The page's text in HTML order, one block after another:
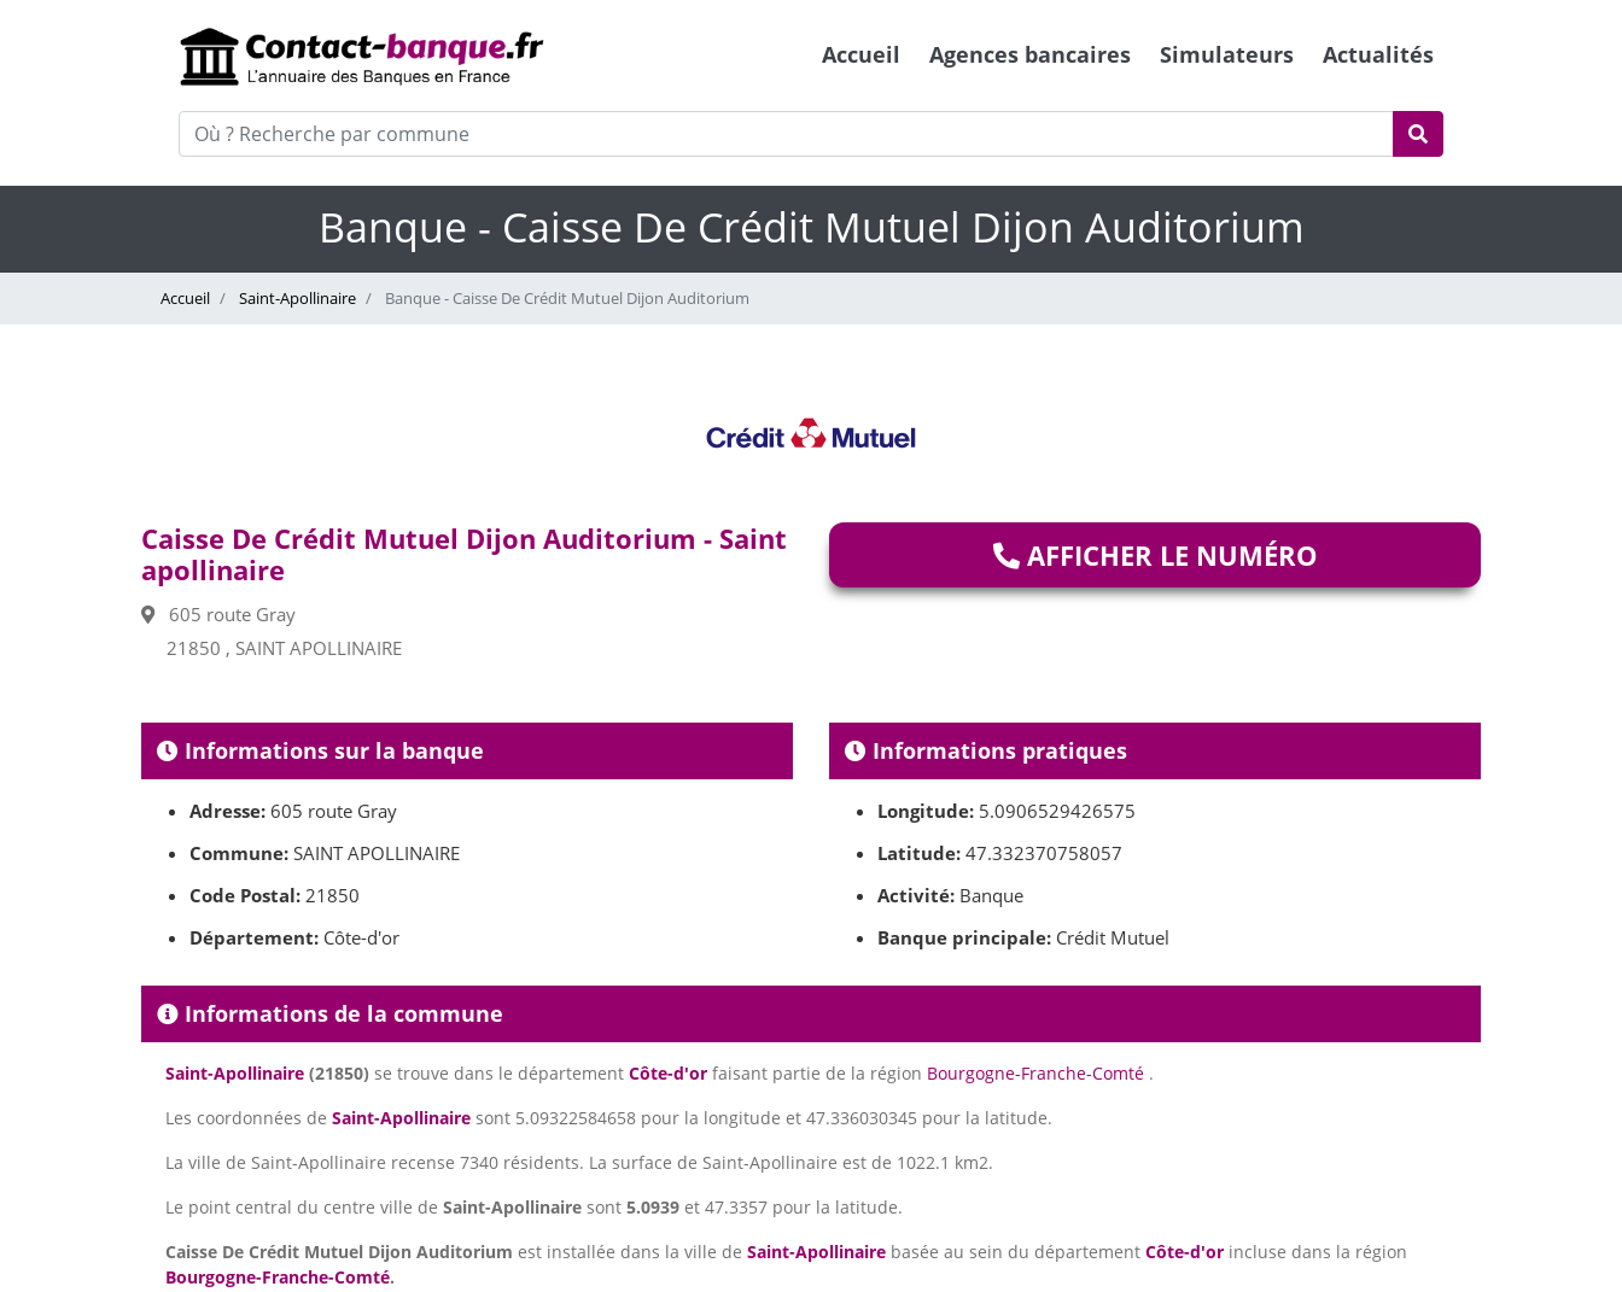
Accueil Agences bancaires Simulateurs Actualités
Banque - Caisse De Crédit Mutuel Dijon Auditorium
Accueil Saint-Apollinaire Banque - Caisse De Crédit Mutuel Dijon Auditorium
Caisse De Crédit Mutuel Dijon Auditorium - Saint
apollinaire
605 route Gray
21850 , SAINT APOLLINAIRE
AFFICHER LE NUMÉRO
Informations sur la banque
Adresse: 605 route Gray
Commune: SAINT APOLLINAIRE
Code Postal: 21850
Département: Côte-d'or
Informations pratiques
Longitude: 5.0906529426575
Latitude: 47.332370758057
Activité: Banque
Banque principale: Crédit Mutuel
Informations de la commune
Saint-Apollinaire (21850) se trouve dans le département Côte-d'or faisant partie de la région Bourgogne-Franche-Comté .
Les coordonnées de Saint-Apollinaire sont 5.09322584658 pour la longitude et 47.336030345 pour la latitude.
La ville de Saint-Apollinaire recense 7340 résidents. La surface de Saint-Apollinaire est de 1022.1 km2.
Le point central du centre ville de Saint-Apollinaire sont 5.0939 et 47.3357 pour la latitude.
Caisse De Crédit Mutuel Dijon Auditorium est installée dans la ville de Saint-Apollinaire basée au sein du département Côte-d'or incluse dans la région
Bourgogne-Franche-Comté.